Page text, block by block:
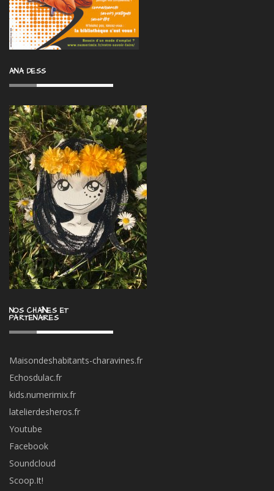
ANA DESS
NOS CHAÎNES ET
PARTENAIRES
Maisondeshabitants-charavines.fr
Echosdulac.fr
kids.numerimix.fr
latelierdesheros.fr
Youtube
Facebook
Soundcloud
Scoop.It!